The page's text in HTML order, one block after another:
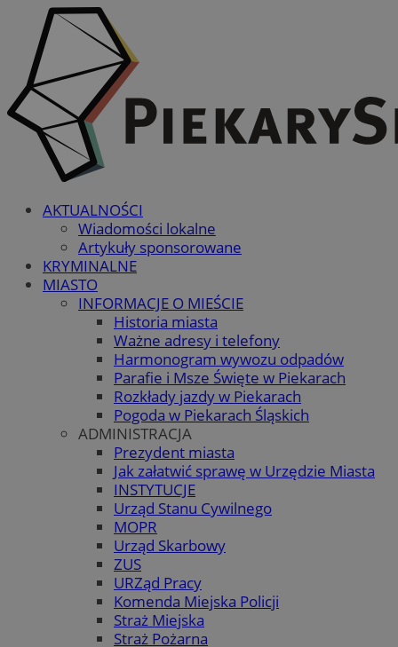
AKTUALNOŚCI
Wiadomości lokalne
Artykuły sponsorowane
KRYMINALNE
MIASTO
INFORMACJE O MIEŚCIE
Historia miasta
Ważne adresy i telefony
Harmonogram wywozu odpadów
Parafie i Msze Święte w Piekarach
Rozkłady jazdy w Piekarach
Pogoda w Piekarach Śląskich
ADMINISTRACJA
Prezydent miasta
Jak załatwić sprawę w Urzędzie Miasta
INSTYTUCJE
Urząd Stanu Cywilnego
MOPR
Urząd Skarbowy
ZUS
URZąd Pracy
Komenda Miejska Policji
Straż Miejska
Straż Pożarna